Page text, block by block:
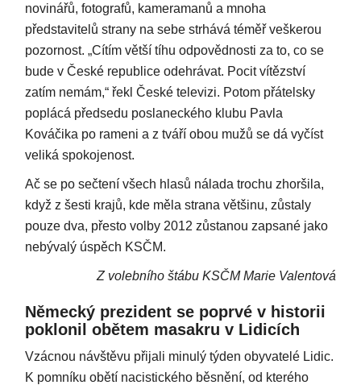
novinářů, fotografů, kameramanů a mnoha
představitelů strany na sebe strhává téměř veškerou
pozornost. „Cítím větší tíhu odpovědnosti za to, co se
bude v České republice odehrávat. Pocit vítězství
zatím nemám,“ řekl České televizi. Potom přátelsky
poplácá předsedu poslaneckého klubu Pavla
Kováčika po rameni a z tváří obou mužů se dá vyčíst
veliká spokojenost.
Ač se po sečtení všech hlasů nálada trochu zhoršila,
když z šesti krajů, kde měla strana většinu, zůstaly
pouze dva, přesto volby 2012 zůstanou zapsané jako
nebývalý úspěch KSČM.
Z volebního štábu KSČM Marie Valentová
Německý prezident se poprvé v historii
poklonil obětem masakru v Lidicích
Vzácnou návštěvu přijali minulý týden obyvatelé Lidic.
K pomníku obětí nacistického běsnění, od kterého